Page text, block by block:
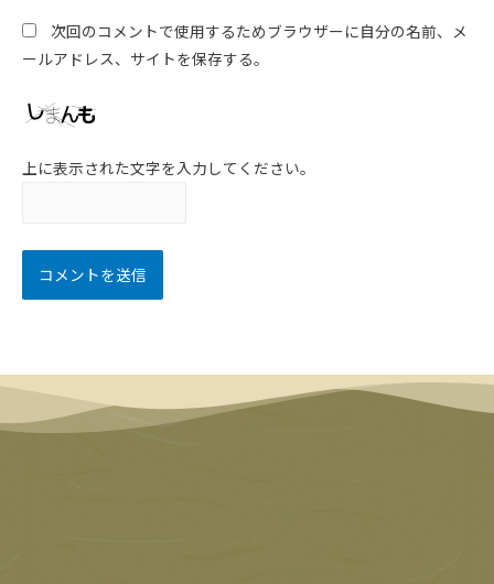
次回のコメントで使用するためブラウザーに自分の名前、メ
ールアドレス、サイトを保存する。
上に表示された文字を入力してください。